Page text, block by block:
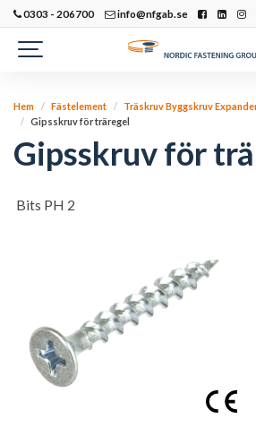
0303 - 206700 info@nfgab.se
Hem Fästelement Träskruv Byggskruv
Gipsskruv för träregel
Gipsskruv för
Bits PH 2